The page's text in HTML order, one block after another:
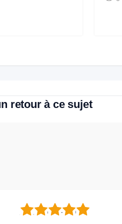
retour à ce sujet
5
4
3
2